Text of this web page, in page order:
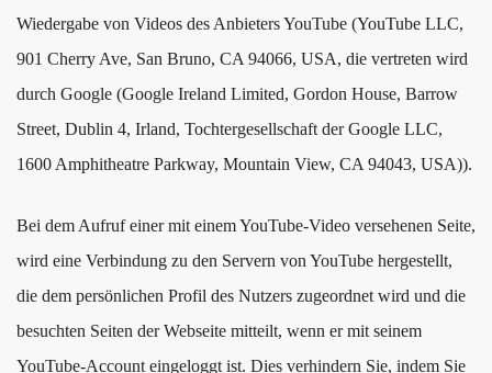
Wiedergabe von Videos des Anbieters YouTube (YouTube LLC,
901 Cherry Ave, San Bruno, CA 94066, USA, die vertreten wird
durch Google (Google Ireland Limited, Gordon House, Barrow
Street, Dublin 4, Irland, Tochtergesellschaft der Google LLC,
1600 Amphitheatre Parkway, Mountain View, CA 94043, USA)).
Bei dem Aufruf einer mit einem YouTube-Video versehenen Seite,
wird eine Verbindung zu den Servern von YouTube hergestellt,
die dem persönlichen Profil des Nutzers zugeordnet wird und die
besuchten Seiten der Webseite mitteilt, wenn er mit seinem
YouTube-Account eingeloggt ist. Dies verhindern Sie, indem Sie